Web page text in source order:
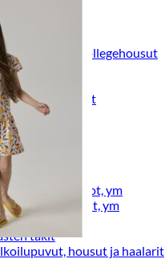
housut
trikoo-ja collegehousut
farkut
shortsit
juhlahousut
kylpytakit
yöpaidat
pyjamat
käsineet,pipot, ym
sukkahousut, ym
takit
housut ja haalarit